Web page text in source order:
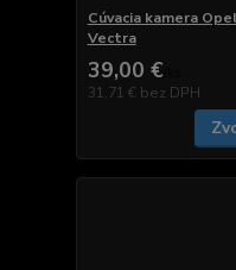
Cúvacia kamera
Vectra
39,00 €
31,71 € bez DPH